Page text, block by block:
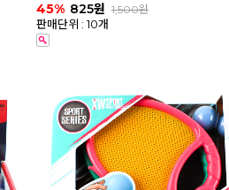
45% 825원 1,500원
판매단위 : 10개